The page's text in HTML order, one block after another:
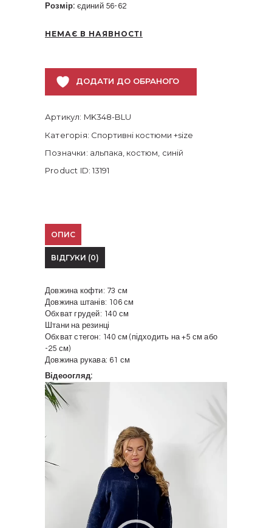
Розмір: єдиний 56-62
НЕМАЄ В НАЯВНОСТІ
ДОДАТИ ДО ОБРАНОГО
Артикул: MK348-BLU
Категорія: Спортивні костюми +size
Позначки: альпака костюм синій
Product ID:13191
ОПИС
ВІДГУКИ (0)
Довжина кофти: 73 см
Довжина штанів: 106 см
Обхват грудей: 140 см
Штани на резинці
Обхват стегон: 140 см (підходить на +5 см або
-25 см)
Довжина рукава: 61 см
Відеоогляд:
Відеопрогравач